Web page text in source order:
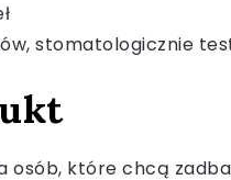
stomatologicznie
osób, które chcą